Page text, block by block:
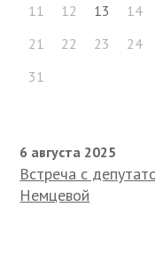
11
12 13 14
21
22 23 24
31
6 августа 2025
Встреча с
Немцевой